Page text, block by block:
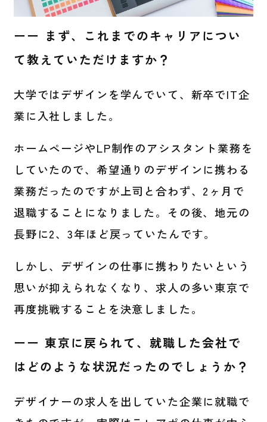
ーー まず、これまでのキャリアについ
て教えていただけますか？
大学ではデザインを学んでいて、新卒でIT企
業に入社しました。
ホームページやLP制作のアシスタント業務を
していたので、希望通りのデザインに携わる
業務だったのですが上司と合わず、2ヶ月で
退職することになりました。その後、地元の
長野に2、3年ほど戻っていたんです。
しかし、デザインの仕事に携わりたいという
思いが抑えられなくなり、求人の多い東京で
再度挑戦することを決意しました。
ーー 東京に戻られて、就職した会社で
はどのような状況だったのでしょうか？
デザイナーの求人を出していた企業に就職で